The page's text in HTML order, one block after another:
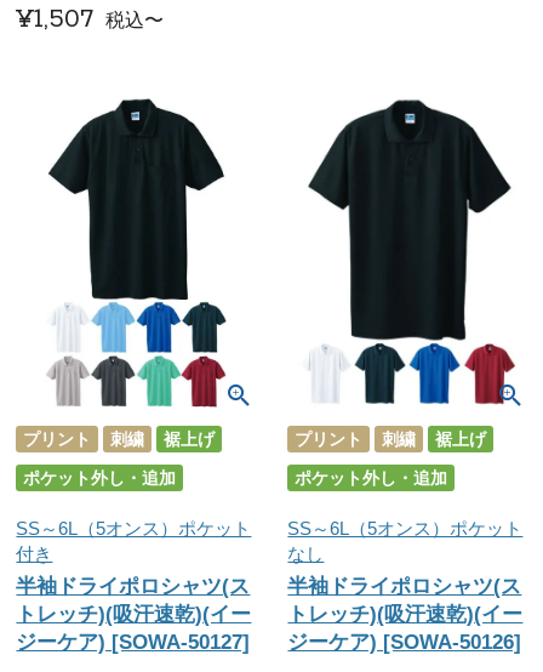
¥1,507 税込〜
プリント 刺繍
裾上げ
ポケット外し・追加
SS～6L（5オンス）ポケット
付き
半袖ドライポロシャツ(ス
トレッチ)(吸汗速乾)(イー
ジーケア) [SOWA-50127]
プリント 刺繍
裾上げ
ポケット外し・追加
SS～6L（5オンス）ポケット
なし
半袖ドライポロシャツ(ス
トレッチ)(吸汗速乾)(イー
ジーケア) [SOWA-50126]